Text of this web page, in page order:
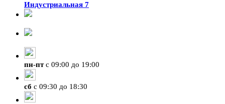
Индустриальная 7
пн-птс 09:00 до 19:00
сб с 09:30 до 18:30